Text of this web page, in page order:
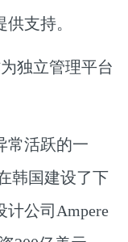
支持。
独立管理平台
常活跃的一
韩国建设了下
公司Ampere